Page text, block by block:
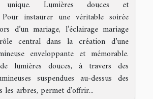
unique. Lumières douces et
Pour instaurer une véritable soirée
d’un mariage, l’éclairage mariage
central dans la création d’une
enveloppante et mémorable.
lumières douces, à travers des
suspendues au-dessus des
les arbres, permet d’offrir...